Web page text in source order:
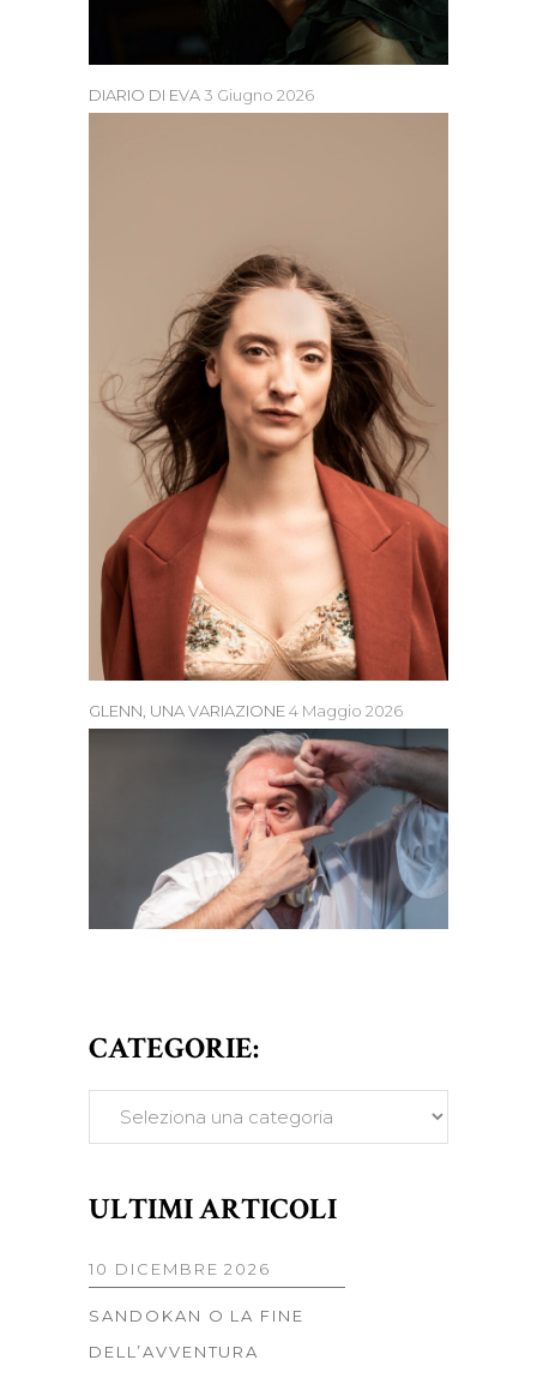
DIARIO DI EVA 3 Giugno 2026
GLENN, UNA VARIAZIONE4 Maggio 2026
CATEGORIE:
ULTIMI ARTICOLI
10 DICEMBRE 2026
SANDOKAN O LA FINE
DELL’AVVENTURA